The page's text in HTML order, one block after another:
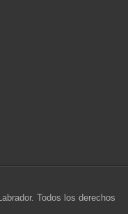
Todos los derechos